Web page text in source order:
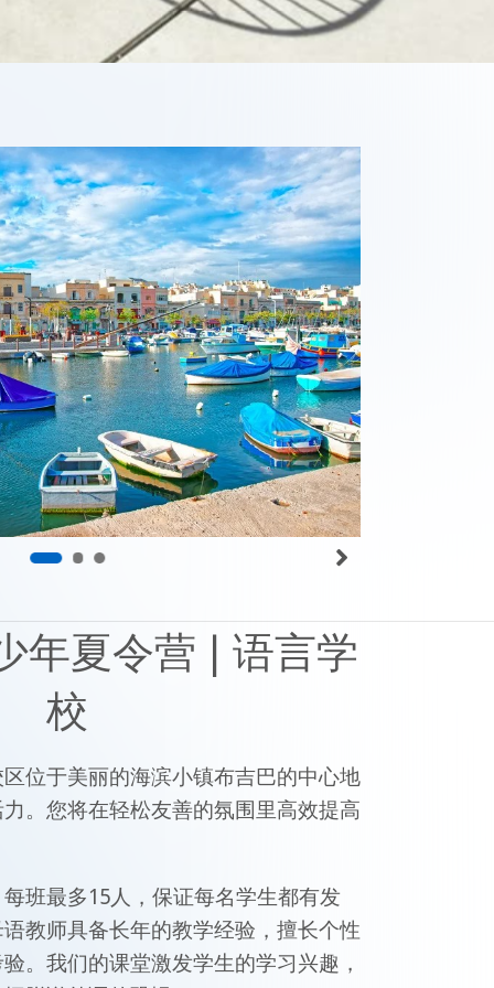
年夏令营 | 语言学
校
位于美丽的海滨小镇布吉巴的中心地
。您将在轻松友善的氛围里高效提高
班最多15人，保证每名学生都有发
教师具备长年的教学经验，擅长个性
。我们的课堂激发学生的学习兴趣，